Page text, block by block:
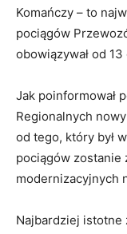
Komańczy – to
pociągów
obowiązywał od
Jak poinformował
Regionalnych
od tego, który był
pociągów zostanie
modernizacyjnych
Najbardziej istotne